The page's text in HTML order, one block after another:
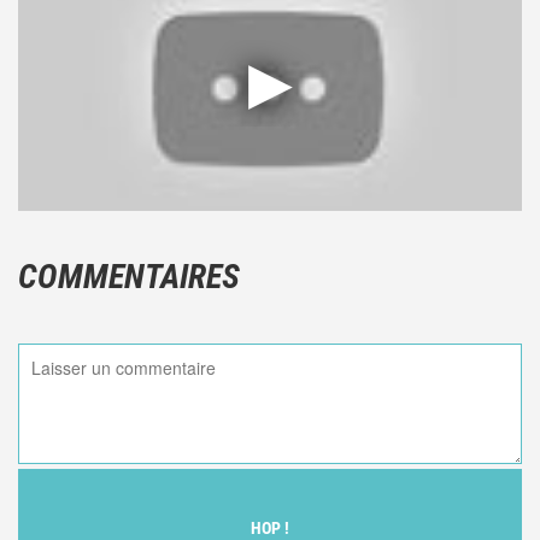
COMMENTAIRES
HOP !